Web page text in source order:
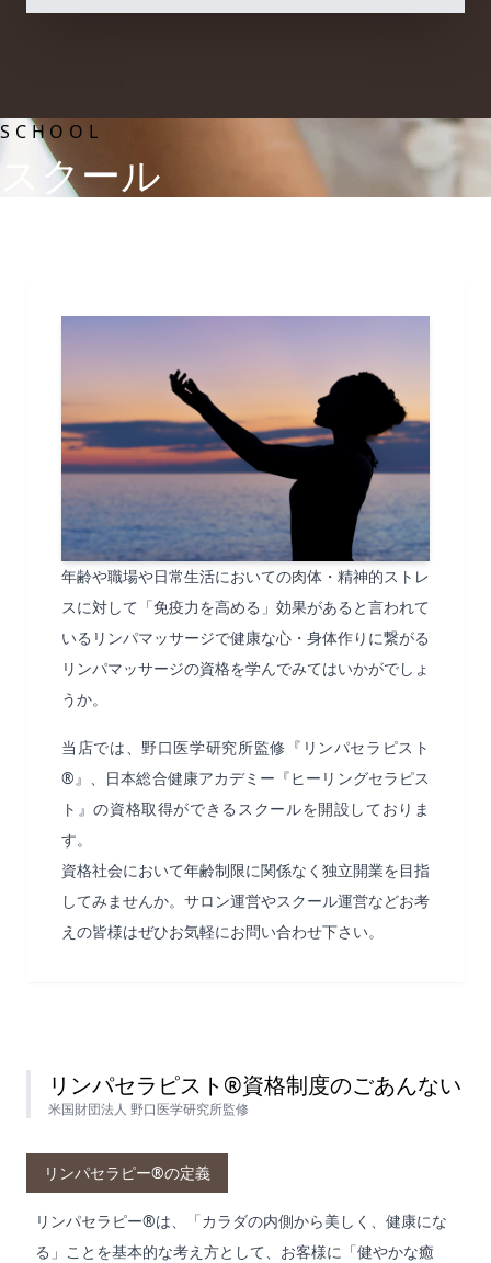
SCHOOL
スクール
年齢や職場や日常生活においての肉体・精神的ストレ
スに対して「免疫力を高める」効果があると言われて
いるリンパマッサージで健康な心・身体作りに繋がる
リンパマッサージの資格を学んでみてはいかがでしょ
うか。
当店では、野口医学研究所監修『リンパセラピスト
®』、日本総合健康アカデミー『ヒーリングセラピス
ト』の資格取得ができるスクールを開設しておりま
す。
資格社会において年齢制限に関係なく独立開業を目指
してみませんか。サロン運営やスクール運営などお考
えの皆様はぜひお気軽にお問い合わせ下さい。
リンパセラピスト®資格制度のごあんない
米国財団法人 野口医学研究所監修
リンパセラピー®の定義
リンパセラピー®は、「カラダの内側から美しく、健康にな
る」ことを基本的な考え方として、お客様に「健やかな癒